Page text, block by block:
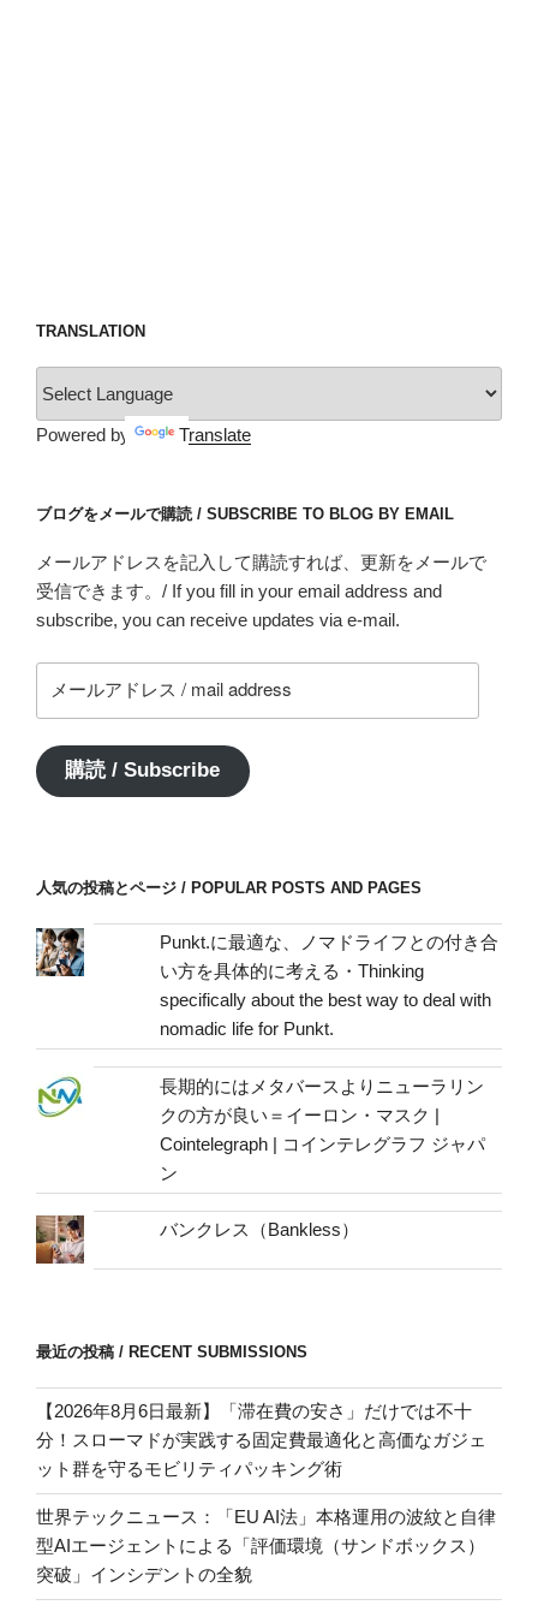
TRANSLATION
Powered by Translate
ブログをメールで購読 / SUBSCRIBE TO BLOG BY EMAIL
メールアドレスを記入して購読すれば、更新をメールで
受信できます。/ If you fill in your email address and
subscribe, you can receive updates via e-mail.
ー
ア
ド
address
購読 / Subscribe
人気の投稿とページ / POPULAR POSTS AND PAGES
Punkt.に最適な、ノマドライフとの付き合
い方を具体的に考える・Thinking
specifically about the best way to deal with
nomadic life for Punkt.
長期的にはメタバースよりニューラリン
クの方が良い＝イーロン・マスク |
Cointelegraph | コインテレグラフ ジャパ
ン
バンクレス（Bankless）
最近の投稿 / RECENT SUBMISSIONS
【2026年8月6日最新】「滞在費の安さ」だけでは不十
分！スローマドが実践する固定費最適化と高価なガジェ
ット群を守るモビリティパッキング術
世界テックニュース：「EU AI法」本格運用の波紋と自律
型AIエージェントによる「評価環境（サンドボックス）
突破」インシデントの全貌